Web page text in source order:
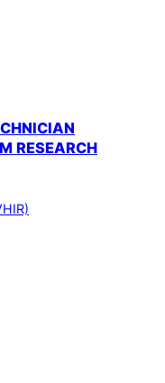
RESEARCH